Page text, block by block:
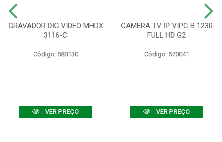
GRAVADOR DIG VIDEO MHDX
3116-C
Código: 580130
VER PREÇO
CAMERA TV IP VIPC B 1230
FULL HD G2
Código: 570041
VER PREÇO